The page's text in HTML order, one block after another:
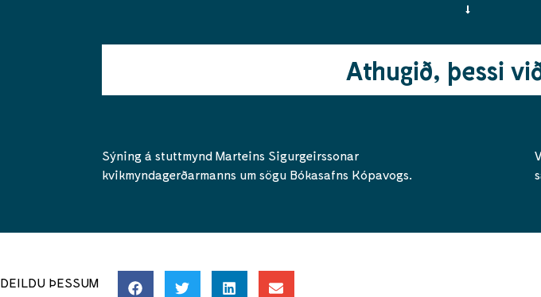
Athugið, þessi
Sýning á stuttmynd Marteins Sigurgeirssonar
kvikmyndagerðarmanns um sögu Bókasafns Kópavogs.
DEILDU ÞESSUM